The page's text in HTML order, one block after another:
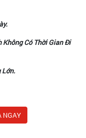
Không Có Thời Gian Đi
Lớn.
NGAY